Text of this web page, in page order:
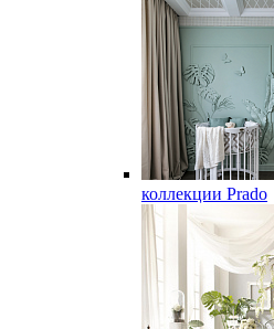
коллекции Prado